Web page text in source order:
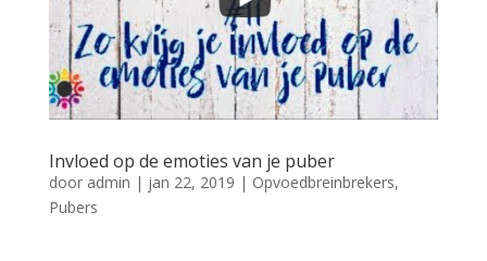
Invloed op de emoties van je puber
door admin | jan 22, 2019 | Opvoedbreinbrekers,
Pubers